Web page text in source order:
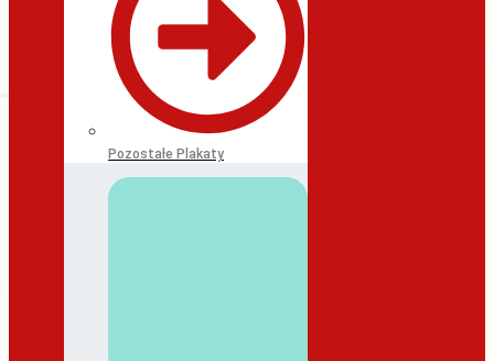
Pozostałe Plakaty